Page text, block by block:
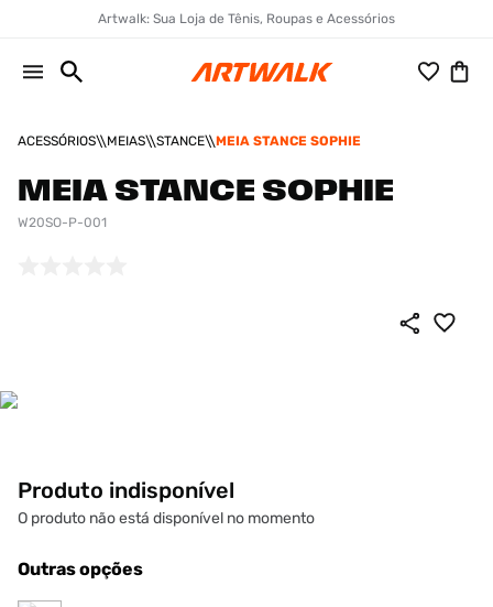
Artwalk: Sua Loja de Tênis, Roupas e Acessórios
ACESSÓRIOS MEIAS STANCE MEIA STANCE SOPHIE
MEIA STANCE SOPHIE
W20SO-P-001
Produto indisponível
O produto não está disponível no momento
Outras opções